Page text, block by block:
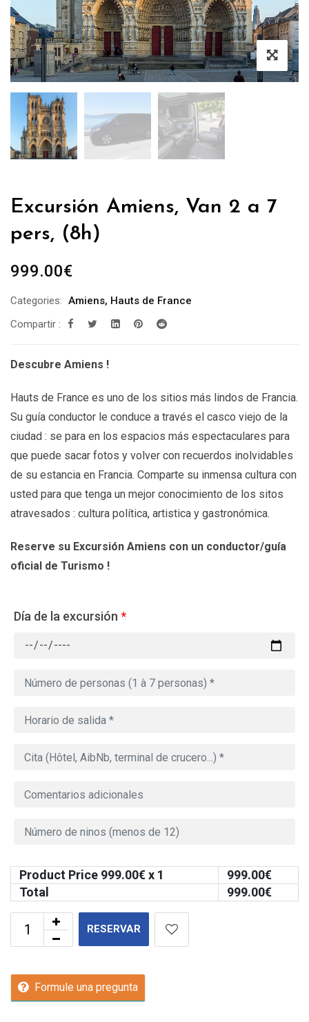
Excursión Amiens, Van 2 a 7
pers, (8h)
999.00€
Categories: Amiens, Hauts de France
Compartir :
Descubre Amiens !
Hauts de France es uno de los sitios más lindos de Francia.
Su guía conductor le conduce a través el casco viejo de la
ciudad : se para en los espacios más espectaculares para
que puede sacar fotos y volver con recuerdos inolvidables
de su estancia en Francia. Comparte su inmensa cultura con
usted para que tenga un mejor conocimiento de los sitos
atravesados : cultura política, artistica y gastronómica.
Reserve su Excursión Amiens con un conductor/guía
oficial de Turismo !
Día de la excursión *
Product Price 999.00€ x 1 999.00€
Total
999.00€
RESERVAR
Formule una pregunta